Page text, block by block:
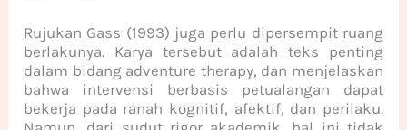
Rujukan Gass (1993) juga perlu dipersempit ruang
berlakunya. Karya tersebut adalah teks penting
dalam bidang adventure therapy, dan menjelaskan
bahwa intervensi berbasis petualangan dapat
bekerja pada ranah kognitif, afektif, dan perilaku.